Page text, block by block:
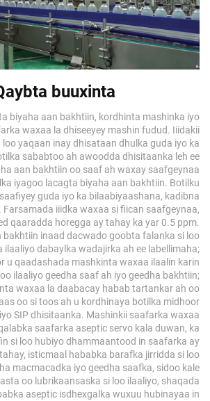
buuxinta
biyaha aan bakhtiin, kordhinta mashinka iyo
waxaa la dhiseeyey mashin fudud. Iiidakii
yaqaan inay dhisataan dhulka guda iyo ka
sababtoo ah awoodda dhisitaanka leh ee
aan bakhtiin oo saaf ah waxay saafgeynaa
iyagoo lacagta biyaha aan bakhtiin. Botilku
guda iyo ka bilaabiyaashana, kadibna
iiidka waxaa si fiican saafgeynaa,
qaaradda horegga ay tahay ka yar 0.5 ppm.
bakhtiin inaad dacwado goobta falanka si loo
ilaaliyo dabaylka wadajirka ah ee labellimaha;
u qaadashada mashkinta waxaa ilaalin karin
ilaaliyo geedha saaf ah iyo geedha bakhtiin;
waxaa la daabacay habab tartankar ah oo
oo si toos ah u kordhinaya botilka midhoor
SIP dhisitaanka. Mashinkii saafarka waxaa
saafarka aseptic servo kala duwan, ka
si loo hubiyo dhammaantood in saafarka ay
isticmaal hababka barafka jirridda si loo
macmacadka iyo geedha saafka, sidoo kale
oo lubrikaansaska si loo ilaaliyo, shaqada
aseptic isdhexgalka wuxuu hubinayaa in